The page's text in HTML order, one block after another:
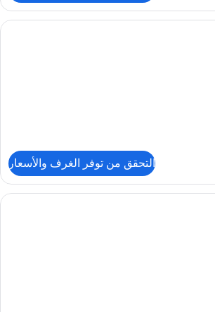
أغطية فراش متميزة وأسرّة بطبقة علوية
التحقق من توفر الغرف والأسعار
أغطية فراش متميزة وأسرّة بطبقة علوية